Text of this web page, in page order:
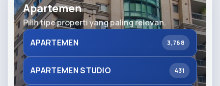
Apartemen
Pilih tipe properti yang paling relevan.
APARTEMEN
3,768
APARTEMEN STUDIO 431